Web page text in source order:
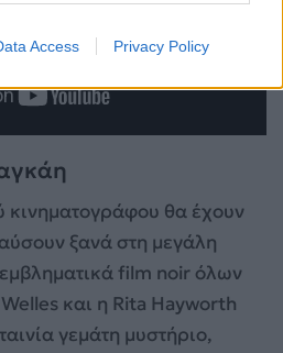
Access Privacy Policy
κινηματογράφου θα έχουν
ξανά στη μεγάλη
film noir όλων
και η Rita Hayworth
γεμάτη μυστήριο,